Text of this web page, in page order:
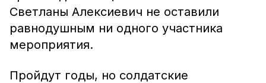
Светланы Алексиевич не оставили
равнодушным ни одного участника
мероприятия.
Пройдут годы, но солдатские